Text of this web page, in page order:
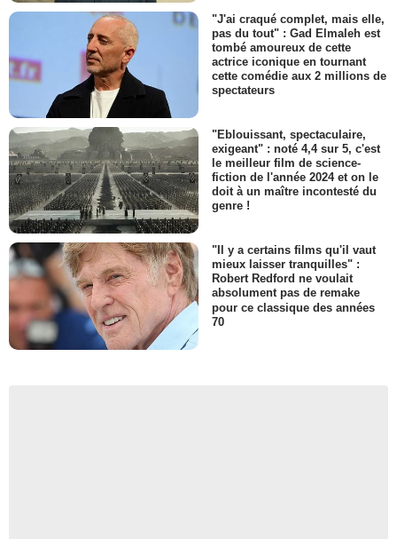
"J'ai craqué complet, mais elle,
pas du tout" : Gad Elmaleh est
tombé amoureux de cette
actrice iconique en tournant
cette comédie aux 2 millions de
spectateurs
"Eblouissant, spectaculaire,
exigeant" : noté 4,4 sur 5, c'est
le meilleur film de science-
fiction de l'année 2024 et on le
doit à un maître incontesté du
genre !
"Il y a certains films qu'il vaut
mieux laisser tranquilles" :
Robert Redford ne voulait
absolument pas de remake
pour ce classique des années
70